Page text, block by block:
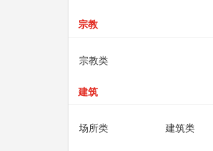
宗教
宗教类
建筑
场所类 建筑类